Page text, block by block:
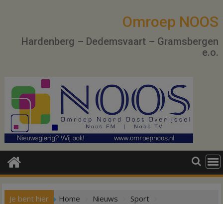
Omroep NOOS
Hardenberg – Dedemsvaart – Gramsbergen
e.o.
Je bent hier Home Nieuws
Sport